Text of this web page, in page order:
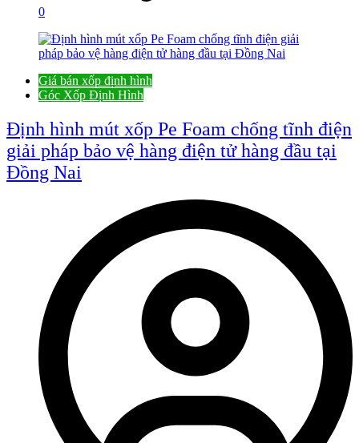
0
Giá bán xốp định hình
Góc Xốp Định Hình
Định hình mút xốp Pe Foam chống tĩnh điện
giải pháp bảo vệ hàng điện tử hàng đầu tại
Đồng Nai